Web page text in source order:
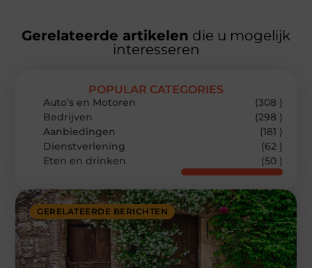
Gerelateerde artikelen die u mogelijk
interesseren
GERELATEERDE BERICHTEN
POPULAR CATEGORIES
Auto’s en Motoren
(308 )
Bedrijven
(298 )
Aanbiedingen
(181 )
Dienstverlening
(62 )
Eten en drinken
(50 )